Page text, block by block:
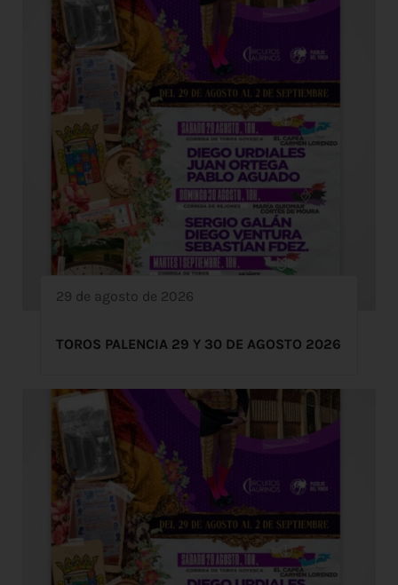
29 de agosto de 2026
TOROS PALENCIA 29 Y 30 DE AGOSTO 2026